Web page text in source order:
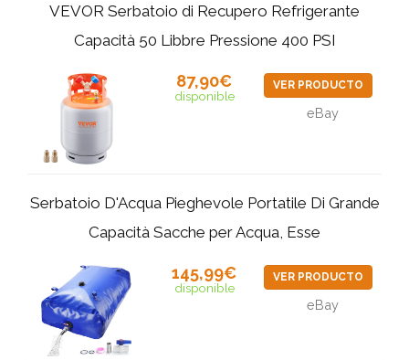
VEVOR Serbatoio di Recupero Refrigerante
Capacità 50 Libbre Pressione 400 PSI
87,90€
disponible
VER PRODUCTO
eBay
Serbatoio D'Acqua Pieghevole Portatile Di Grande
Capacità Sacche per Acqua, Esse
145,99€
disponible
VER PRODUCTO
eBay